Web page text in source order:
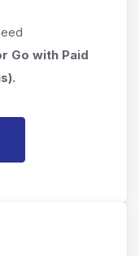
Go with Paid